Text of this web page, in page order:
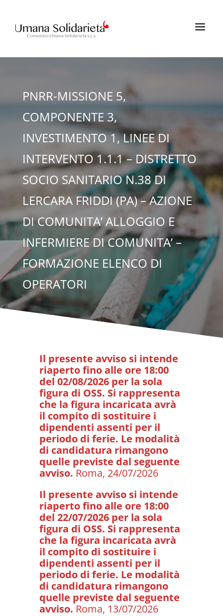
a
PNRR-MISSIONE 5,
COMPONENTE 3,
INVESTIMENTO 1, LINEE DI
INTERVENTO 1.1.1 – DISTRETTO
SOCIO SANITARIO N.38 DI
LERCARA FRIDDI (PA) – AZIONE
DI COMUNITA’ ALLOGGIO E
INFERMIERE DI COMUNITA’ –
FORMAZIONE ELENCO DI
OPERATORI
Il presente avviso si intende
riaperto fino alle ore 18:00
del 02/08/2026 per la sola
figura di OSS. Si rappresenta
che la figura incaricata avrà
il compito di sostituire i
dipendenti assenti per il
periodo di ferie. Le modalità
di candidatura rimangono
quelle previste dal seguente
avviso. Roma, 24/07/2026
Il presente avviso si intende
riaperto fino alle ore 18:00
del 22/07/2026 per la sola
figura di OSS. Si rappresenta
che la figura incaricata avrà
il compito di sostituire i
dipendenti assenti per il
periodo di ferie. Le modalità
di candidatura rimangono
quelle previste dal seguente
avviso. Roma, 13/07/2026